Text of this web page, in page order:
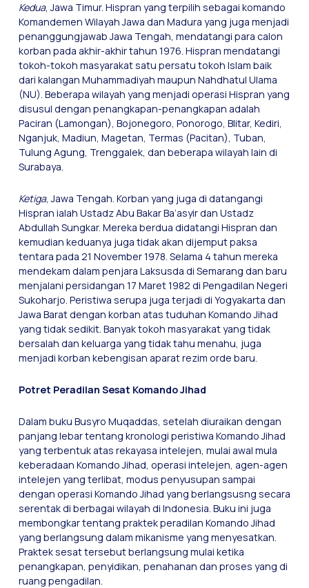
Kedua, Jawa Timur. Hispran yang terpilih sebagai komando
Komandemen Wilayah Jawa dan Madura yang juga menjadi
penanggungjawab Jawa Tengah, mendatangi para calon
korban pada akhir-akhir tahun 1976. Hispran mendatangi
tokoh-tokoh masyarakat satu persatu tokoh Islam baik
dari kalangan Muhammadiyah maupun Nahdhatul Ulama
(NU). Beberapa wilayah yang menjadi operasi Hispran yang
disusul dengan penangkapan-penangkapan adalah
Paciran (Lamongan), Bojonegoro, Ponorogo, Blitar, Kediri,
Nganjuk, Madiun, Magetan, Termas (Pacitan), Tuban,
Tulung Agung, Trenggalek, dan beberapa wilayah lain di
Surabaya.
Ketiga, Jawa Tengah. Korban yang juga di datangangi
Hispran ialah Ustadz Abu Bakar Ba’asyir dan Ustadz
Abdullah Sungkar. Mereka berdua didatangi Hispran dan
kemudian keduanya juga tidak akan dijemput paksa
tentara pada 21 November 1978. Selama 4 tahun mereka
mendekam dalam penjara Laksusda di Semarang dan baru
menjalani persidangan 17 Maret 1982 di Pengadilan Negeri
Sukoharjo. Peristiwa serupa juga terjadi di Yogyakarta dan
Jawa Barat dengan korban atas tuduhan Komando Jihad
yang tidak sedikit. Banyak tokoh masyarakat yang tidak
bersalah dan keluarga yang tidak tahu menahu, juga
menjadi korban kebengisan aparat rezim orde baru.
Potret Peradilan Sesat Komando Jihad
Dalam buku Busyro Muqaddas, setelah diuraikan dengan
panjang lebar tentang kronologi peristiwa Komando Jihad
yang terbentuk atas rekayasa intelejen, mulai awal mula
keberadaan Komando Jihad, operasi intelejen, agen-agen
intelejen yang terlibat, modus penyusupan sampai
dengan operasi Komando Jihad yang berlangsusng secara
serentak di berbagai wilayah di Indonesia. Buku ini juga
membongkar tentang praktek peradilan Komando Jihad
yang berlangsung dalam mikanisme yang menyesatkan.
Praktek sesat tersebut berlangsung mulai ketika
penangkapan, penyidikan, penahanan dan proses yang di
ruang pengadilan.